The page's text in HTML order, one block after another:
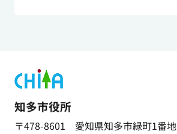
知多市役所
〒478-8601 愛知県知多市緑町1番地